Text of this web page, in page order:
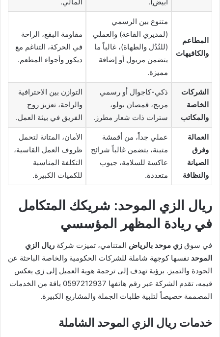
المطاعم
والكافيهات
متنوع بين الرسمي
(لمديري القاعة) والعملي
(للنُدُل والطهاة)، غالباً ما
يتضمن مريول أو إضافة
مميزة.
مقاومة البقع، الراحة
في الحركة، التناغم مع
ديكور وأجواء المطعم.
الشركات
الخاصة
والمكاتب
ذكي-كاجوال أو رسمي
مريح، قمصان بولو،
سترات ذات شعار مطرز.
التوازن بين الاحترافية
والراحة، تعزيز روح
الفريق في بيئة العمل.
العمالة
وفرق
الصيانة
والنظافة
عملي جداً، من أقمشة
متينة، يتضمن غالباً شرائح
عاكسة للسلامة، جيوب
متعددة.
الأمان، المتانة لتحمل
ظروف العمل القاسية،
التكلفة المناسبة
للكميات الكبيرة.
ريال الزي الموحد: شريكك المتكامل
في ريادة المظهر المؤسسي
في سوق زي موحد بالرياض المتنامي، تميزت شركة ريال الزي
الموحد نفسها كوجهة شاملة للشركات الحكومية والخاصة الباحثة عن
الجودة والتميز. برؤية تهدف إلى ترجمة هوية العميل إلى زي يعكس
قيمه، تقدم الشركة عبر رقم هاتفها 0597212937 باقة من الخدمات
المصممة خصيصاً لتلبية طلبات الجملة والمشاريع الكبيرة.
خدمات ريال الزي الموحد الشاملة